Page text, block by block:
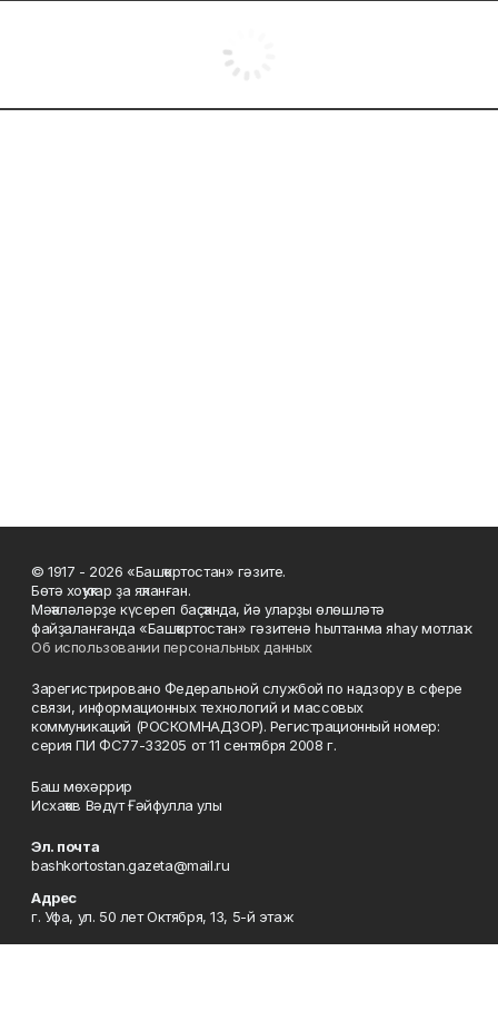
© 1917 - 2026 «Башҡортостан» гәзите.
Бөтә хоҡуҡтар ҙа яҡланған.
Мәҡәләләрҙе күсереп баҫҡанда, йә уларҙы өлөшләтә
файҙаланғанда «Башҡортостан» гәзитенә һылтанма яһау мотлаҡ.
Об использовании персональных данных
Зарегистрировано Федеральной службой по надзору в сфере
связи, информационных технологий и массовых
коммуникаций (РОСКОМНАДЗОР). Регистрационный номер:
серия ПИ ФС77-33205 от 11 сентября 2008 г.
Баш мөхәррир
Исхаҡов Вәдүт Ғәйфулла улы
Эл. почта
bashkortostan.gazeta@mail.ru
Адрес
г. Уфа, ул. 50 лет Октября, 13, 5-й этаж
Рекламная служба